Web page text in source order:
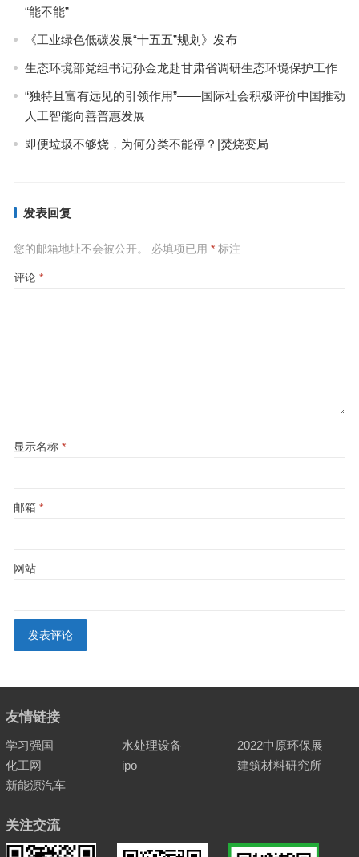
“能不能”
《工业绿色低碳发展“十五五”规划》发布
生态环境部党组书记孙金龙赴甘肃省调研生态环境保护工作
“独特且富有远见的引领作用”——国际社会积极评价中国推动
人工智能向善普惠发展
即便垃圾不够烧，为何分类不能停？|焚烧变局
发表回复
您的邮箱地址不会被公开。 必填项已用 *标注
评论 *
显示名称 *
邮箱 *
网站
友情链接
学习强国 水处理设备
2022中原环保展
化工网
ipo
建筑材料研究所
新能源汽车
关注交流